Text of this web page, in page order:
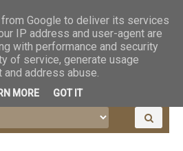
Google to deliver its services
IP address and user-agent are
with performance and security
of service, generate usage
address abuse.
MORE GOT IT